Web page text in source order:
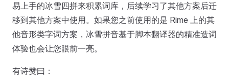
易上手的冰雪四拼来积累词库，后续学习了其他方案后迁
移到其他方案中使用。如果您之前使用的是 Rime 上的其
他音形类字词方案，冰雪拼音基于脚本翻译器的精准造词
体验也会让您眼前一亮。
有诗赞曰：